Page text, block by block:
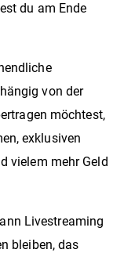
du am Ende
von der
möchtest,
exklusiven
vielem mehr Geld
Livestreaming
bleiben, das